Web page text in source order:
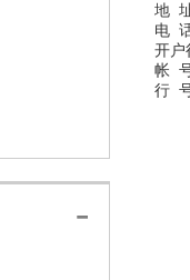
地
电
开户
帐
行